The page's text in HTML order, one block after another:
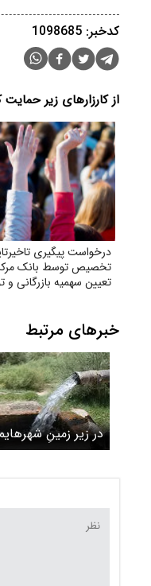
کدخبر: 1098685
از کارزارهای زیر حمایت
درخواست پیگیری
تخصیص توسط بانک
تعیین سهمیه بازرگانی و
خبرهای مرتبط
است؟